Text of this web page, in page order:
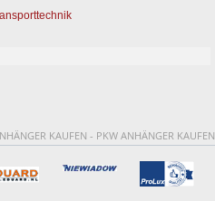
KAUFEN - PKW ANHÄNGER KAUFEN